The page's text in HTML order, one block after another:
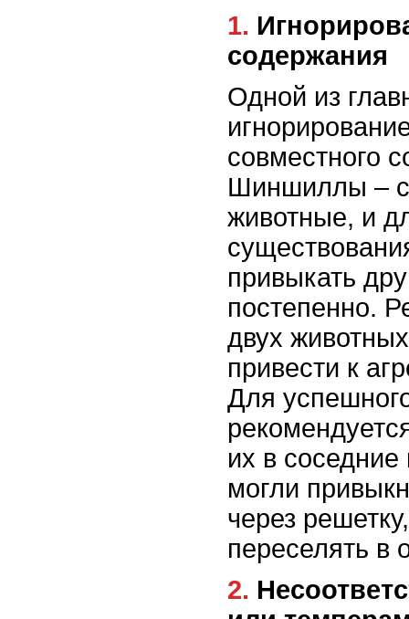
1. Игнорирование совместного
содержания
Одной из
совместного
Шиншиллы –
животные, и
привыкать
постепенно.
двух
привести к
Для
их в соседние
могли
через
переселять в
2. Несоответствие по возрасту